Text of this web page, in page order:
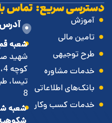
دسترسی سریع:
آموزش
تامین مالی
طرح توجیهی
خدمات مشاوره
بانک‌های اطلاعاتی
خدمات کسب وکار
تماس
آدرس
شعبه
شهید
8
شعبه